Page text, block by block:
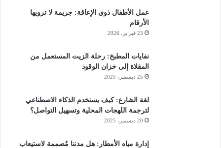
عمل الأطفال ذوي الإعاقة: جريمة لا ترويها
الأرقام
23 فبراير، 2026
نفايات المطبخ: رحلة الزيت المستعمل من
المقلاة إلى خزان الوقود
25 ديسمبر، 2025
لغة الشارع: كيف يستخدم الذكاء الاصطناعي
لترجمة اللهجات المحلية وتسهيل التواصل؟
20 ديسمبر، 2025
إدارة مياه الأمطار: هل مدننا مُصممة لاستيعاب